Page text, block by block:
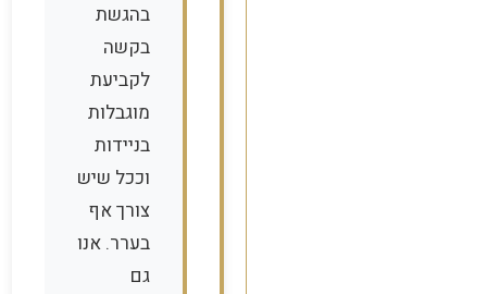
בהגשת
בקשה
לקביעת
מוגבלות
בניידות
וככל שיש
צורך אף
בערר. אנו
גם